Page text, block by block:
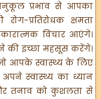
प्रभाव से आपका
प्रतिरोधक क्षमता
विचार आएंगे।
की इच्छा महसूस करेंगे।
जो आपके स्वास्थ्य के लिए
स्वास्थ्य का ध्यान
तनाव को कुशलता से